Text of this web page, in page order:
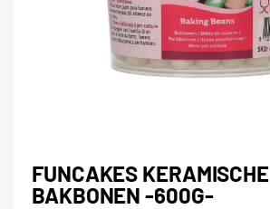
FUNCAKES KERAMISCHE
BAKBONEN -600G-